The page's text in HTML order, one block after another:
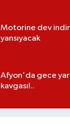
Motorine dev
yansıyacak
Afyon'da gece
kavgası!..